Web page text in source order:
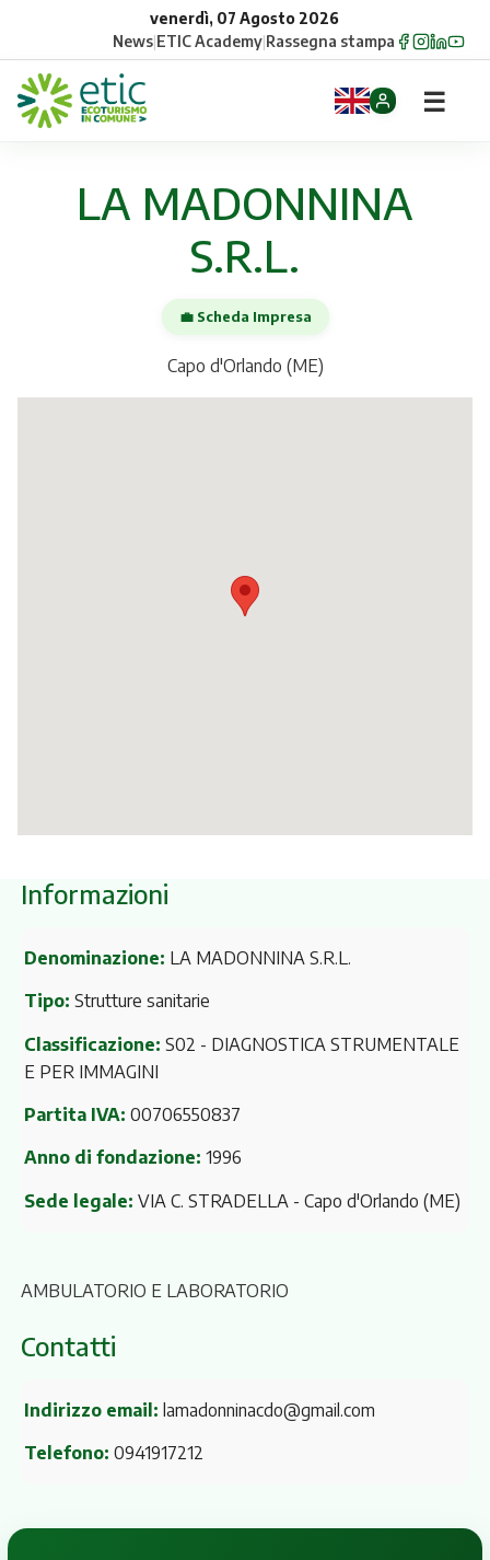
venerdì, 07 Agosto 2026
News|ETIC Academy|Rassegna stampa
Opportunità
☰
LA MADONNINA
S.R.L.
💼 Scheda Impresa
Capo d'Orlando (ME)
Informazioni
Denominazione: LA MADONNINA S.R.L.
Tipo: Strutture sanitarie
Classificazione: S02 - DIAGNOSTICA STRUMENTALE
E PER IMMAGINI
Partita IVA: 00706550837
Anno di fondazione: 1996
Sede legale: VIA C. STRADELLA - Capo d'Orlando (ME)
AMBULATORIO E LABORATORIO
Contatti
Indirizzo email: lamadonninacdo@gmail.com
Telefono: 0941917212